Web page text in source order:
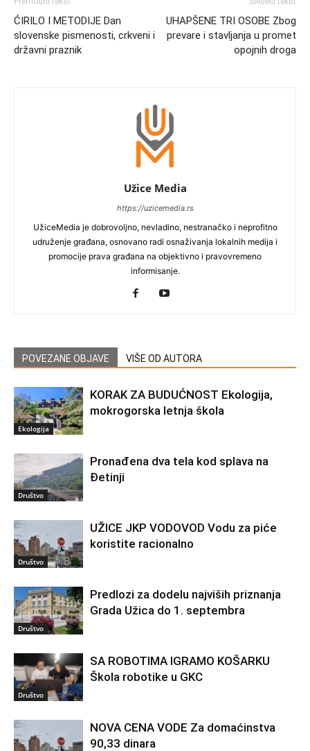
ĆIRILO I METODIJE Dan
slovenske pismenosti, crkveni i
državni praznik
UHAPŠENE TRI OSOBE Zbog
prevare i stavljanja u promet
opojnih droga
Užice Media
https://uzicemedia.rs
UžiceMedia je dobrovoljno, nevladino, nestranačko i neprofitno
udruženje građana, osnovano radi osnaživanja lokalnih medija i
promocije prava građana na objektivno i pravovremeno
informisanje.
POVEZANE OBJAVE VIŠE OD AUTORA
Ekologija
KORAK ZA BUDUĆNOST Ekologija,
mokrogorska letnja škola
Društvo
Pronađena dva tela kod splava na
Đetinji
Društvo
UŽICE JKP VODOVOD Vodu za piće
koristite racionalno
Društvo
Predlozi za dodelu najviših priznanja
Grada Užica do 1. septembra
Društvo
SA ROBOTIMA IGRAMO KOŠARKU
Škola robotike u GKC
NOVA CENA VODE Za domaćinstva
90,33 dinara